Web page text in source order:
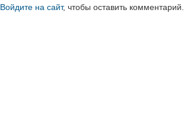
Войдите на сайт, чтобы оставить комментарий.